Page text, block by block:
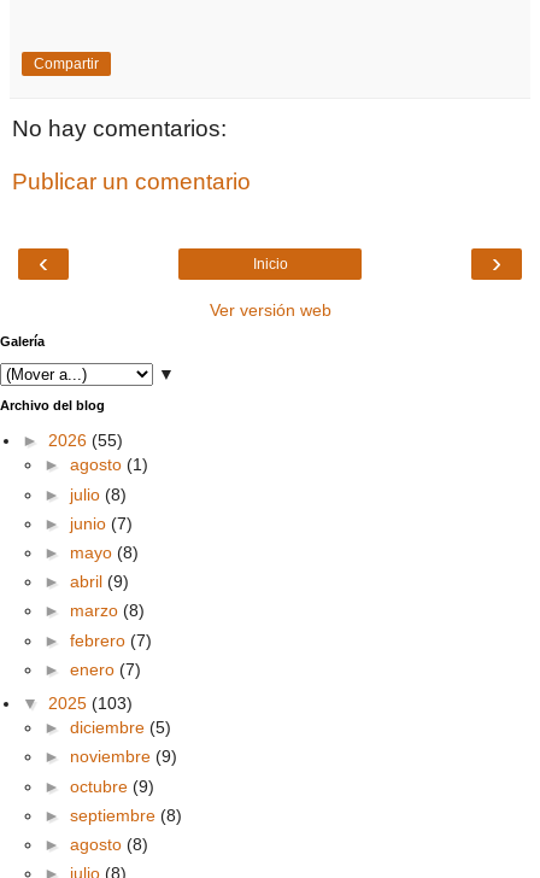
Compartir
No hay comentarios:
Publicar un comentario
‹ ›
Inicio
Ver versión web
Galería
▼
Archivo del blog
► 2026 (55)
► agosto (1)
► julio (8)
► junio (7)
► mayo (8)
► abril (9)
► marzo (8)
► febrero (7)
► enero (7)
▼ 2025 (103)
► diciembre (5)
► noviembre (9)
► octubre (9)
► septiembre (8)
► agosto (8)
► julio (8)